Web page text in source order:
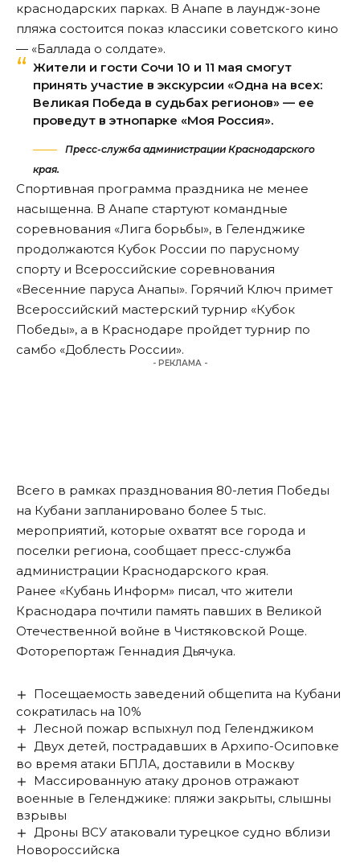
краснодарских парках. В Анапе в лаундж-зоне
пляжа состоится показ классики советского кино
— «Баллада о солдате».
Жители и гости Сочи 10 и 11 мая смогут
принять участие в экскурсии «Одна на всех:
Великая Победа в судьбах регионов» — ее
проведут в этнопарке «Моя Россия».
Пресс-служба администрации Краснодарского
края.
Спортивная программа праздника не менее
насыщенна. В Анапе стартуют командные
соревнования «Лига борьбы», в Геленджике
продолжаются Кубок России по парусному
спорту и Всероссийские соревнования
«Весенние паруса Анапы». Горячий Ключ примет
Всероссийский мастерский турнир «Кубок
Победы», а в Краснодаре пройдет турнир по
самбо «Доблесть России».
- РЕКЛАМА -
Всего в рамках празднования 80-летия Победы
на Кубани запланировано более 5 тыс.
мероприятий, которые охватят все города и
поселки региона, сообщает пресс-служба
администрации Краснодарского края.
Ранее «Кубань Информ» писал, что жители
Краснодара почтили память павших в Великой
Отечественной войне в Чистяковской Роще.
Фоторепортаж Геннадия Дьячука.
Посещаемость заведений общепита на Кубани
сократилась на 10%
Лесной пожар вспыхнул под Геленджиком
Двух детей, пострадавших в Архипо-Осиповке
во время атаки БПЛА, доставили в Москву
Массированную атаку дронов отражают
военные в Геленджике: пляжи закрыты, слышны
взрывы
Дроны ВСУ атаковали турецкое судно вблизи
Новороссийска